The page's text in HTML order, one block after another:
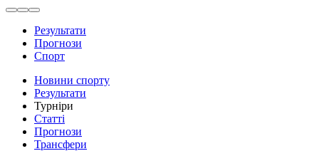
Результати
Прогнози
Спорт
Новини спорту
Результати
Турніри
Статті
Прогнози
Трансфери